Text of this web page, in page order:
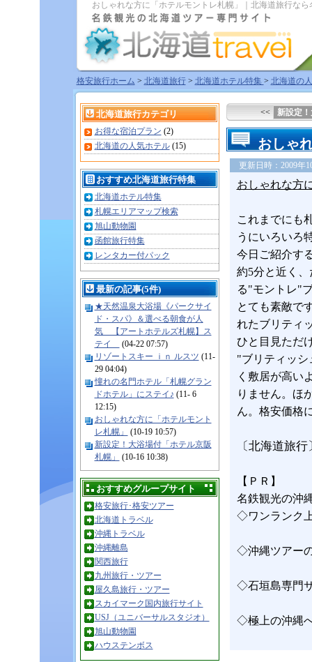
おしゃれな方に「ホテルモントレ札幌」｜北海道旅行なら
格安旅行ホーム > 北海道旅行> 北海道ホテル特集 > 北海道の
<< 新設定
おしゃ
更新日時：2009年
おしゃれな方
これまでにも
うにいろいろ
今日ご紹介す
約5分と近く
る"モントレ"
とても素敵で
れたブリティ
ひと目見ただ
"ブリティッシ
く敷居が高い
りません。ほ
ん。格安価格
〔北海道旅
【ＰＲ】
名鉄観光の沖
◇ワンランク
◇沖縄ツアー
◇石垣島専門
◇極上の沖縄
北海道旅行カテゴリ
お得な宿泊プラン (2)
北海道の人気ホテル(15)
おすすめ北海道旅行特集
北海道ホテル特集
札幌エリアマップ検索
旭山動物園
函館旅行特集
レンタカー付パック
最新の記事(5件)
★天然温泉大浴場《パークサイ
ド・スパ》＆選べる朝食が人
気 【アートホテルズ札幌】ス
テイ
(04-22 07:57)
リゾートスキー ｉｎ ルスツ (11-
29 04:04)
憧れの名門ホテル「札幌グラン
ドホテル」にステイ♪ (11- 6
12:15)
おしゃれな方に「ホテルモント
レ札幌」
(10-19 10:57)
新設定！大浴場付「ホテル京阪
札幌」
(10-16 10:38)
おすすめグループサイト
格安旅行･格安ツアー
北海道トラベル
沖縄トラベル
沖縄離島
関西旅行
九州旅行・ツアー
屋久島旅行・ツアー
スカイマーク国内旅行サイト
USJ（ユニバーサルスタジオ）
旭山動物園
ハウステンボス